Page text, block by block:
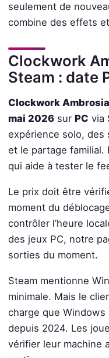
seulement de
combine des effets
Clockwork
Steam : date
Clockwork Ambrosia
mai 2026sur PC via
expérience solo, des
et le partage familial.
qui aide à tester le
Le prix doit être
moment du
contrôler l’heure
des jeux PC, notre
sorties du moment.
Steam mentionne
minimale. Mais le
charge que
depuis 2024. Les
vérifier leur machine